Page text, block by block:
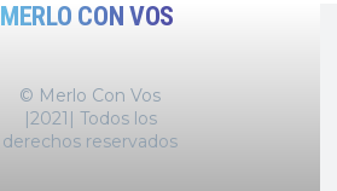
MERLO CON VOS
© Merlo Con Vos
|2021| Todos los
derechos reservados